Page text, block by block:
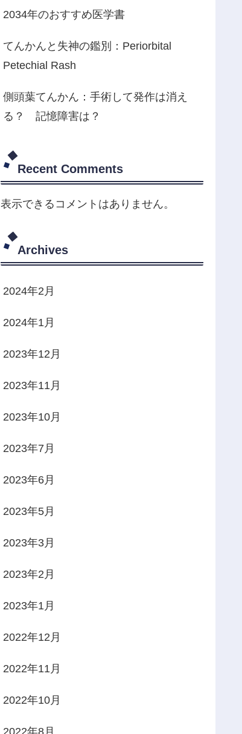
2034年のおすすめ医学書
てんかんと失神の鑑別：Periorbital
Petechial Rash
側頭葉てんかん：手術して発作は消え
る？ 記憶障害は？
Recent Comments
表示できるコメントはありません。
Archives
2024年2月
2024年1月
2023年12月
2023年11月
2023年10月
2023年7月
2023年6月
2023年5月
2023年3月
2023年2月
2023年1月
2022年12月
2022年11月
2022年10月